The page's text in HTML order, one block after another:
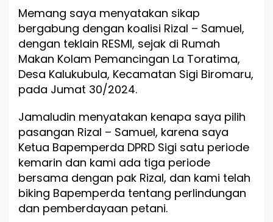
r
n
d
a
d
a
r
a
e
k
l
a
r
Memang saya menyatakan sikap
bergabung dengan koalisi Rizal – Samuel,
dengan teklain RESMI, sejak di Rumah
Makan Kolam Pemancingan La Toratima,
Desa Kalukubula, Kecamatan Sigi Biromaru,
pada Jumat 30/2024.
Jamaludin menyatakan kenapa saya pilih
pasangan Rizal – Samuel, karena saya
Ketua Bapemperda DPRD Sigi satu periode
kemarin dan kami ada tiga periode
bersama dengan pak Rizal, dan kami telah
biking Bapemperda tentang perlindungan
dan pemberdayaan petani.